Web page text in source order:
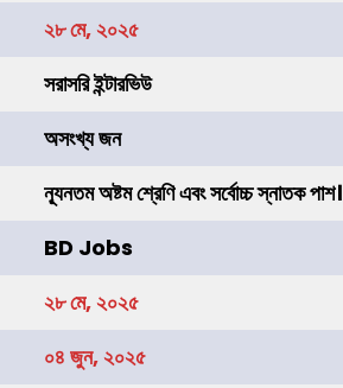
২৮ মে, ২০২৫
সরাসরি ইন্টারভিউ
অসংখ্য জন
ন্যূনতম অষ্টম শ্রেণি এবং সর্বোচ্চ স্নাতক পাশ।
BD Jobs
২৮ মে, ২০২৫
০৪ জুন, ২০২৫